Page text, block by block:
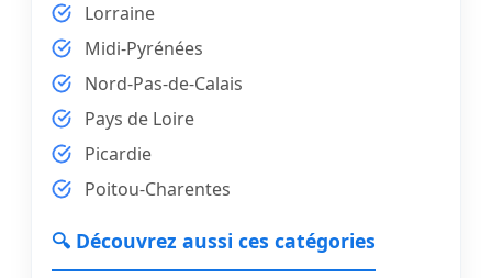
Lorraine
Midi-Pyrénées
Nord-Pas-de-Calais
Pays de Loire
Picardie
Poitou-Charentes
🔍 Découvrez aussi ces catégories